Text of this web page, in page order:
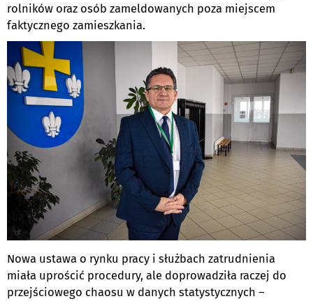
rolników oraz osób zameldowanych poza miejscem
faktycznego zamieszkania.
Nowa ustawa o rynku pracy i służbach zatrudnienia
miała uprościć procedury, ale doprowadziła raczej do
przejściowego chaosu w danych statystycznych –